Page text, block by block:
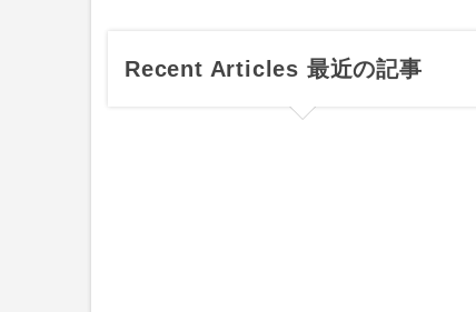
Recent Articles 最近の記事